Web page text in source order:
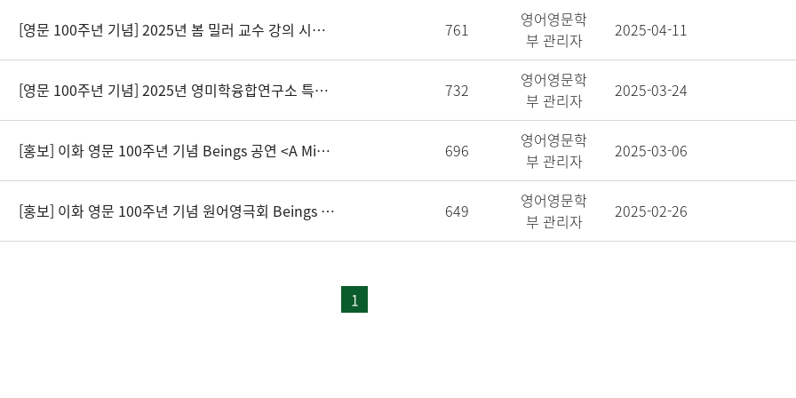
[영문 100주년 기념] 2025년 봄 밀러 교수 강의 시리즈 안내 761
영어영문학
부 관리자
2025-04-11
[영문 100주년 기념] 2025년 영미학융합연구소 특강 안내 732
영어영문학
부 관리자
2025-03-24
[홍보] 이화 영문 100주년 기념 Beings 공연 <A Midsummer Night’s Dream> 공연 스케치 영상 및 기사 696
영어영문학
부 관리자
2025-03-06
[홍보] 이화 영문 100주년 기념 원어영극회 Beings 선후배 합동 공연 <A Midsummer Night’s Dream> 홍보 649
영어영문학
부 관리자
2025-02-26
1